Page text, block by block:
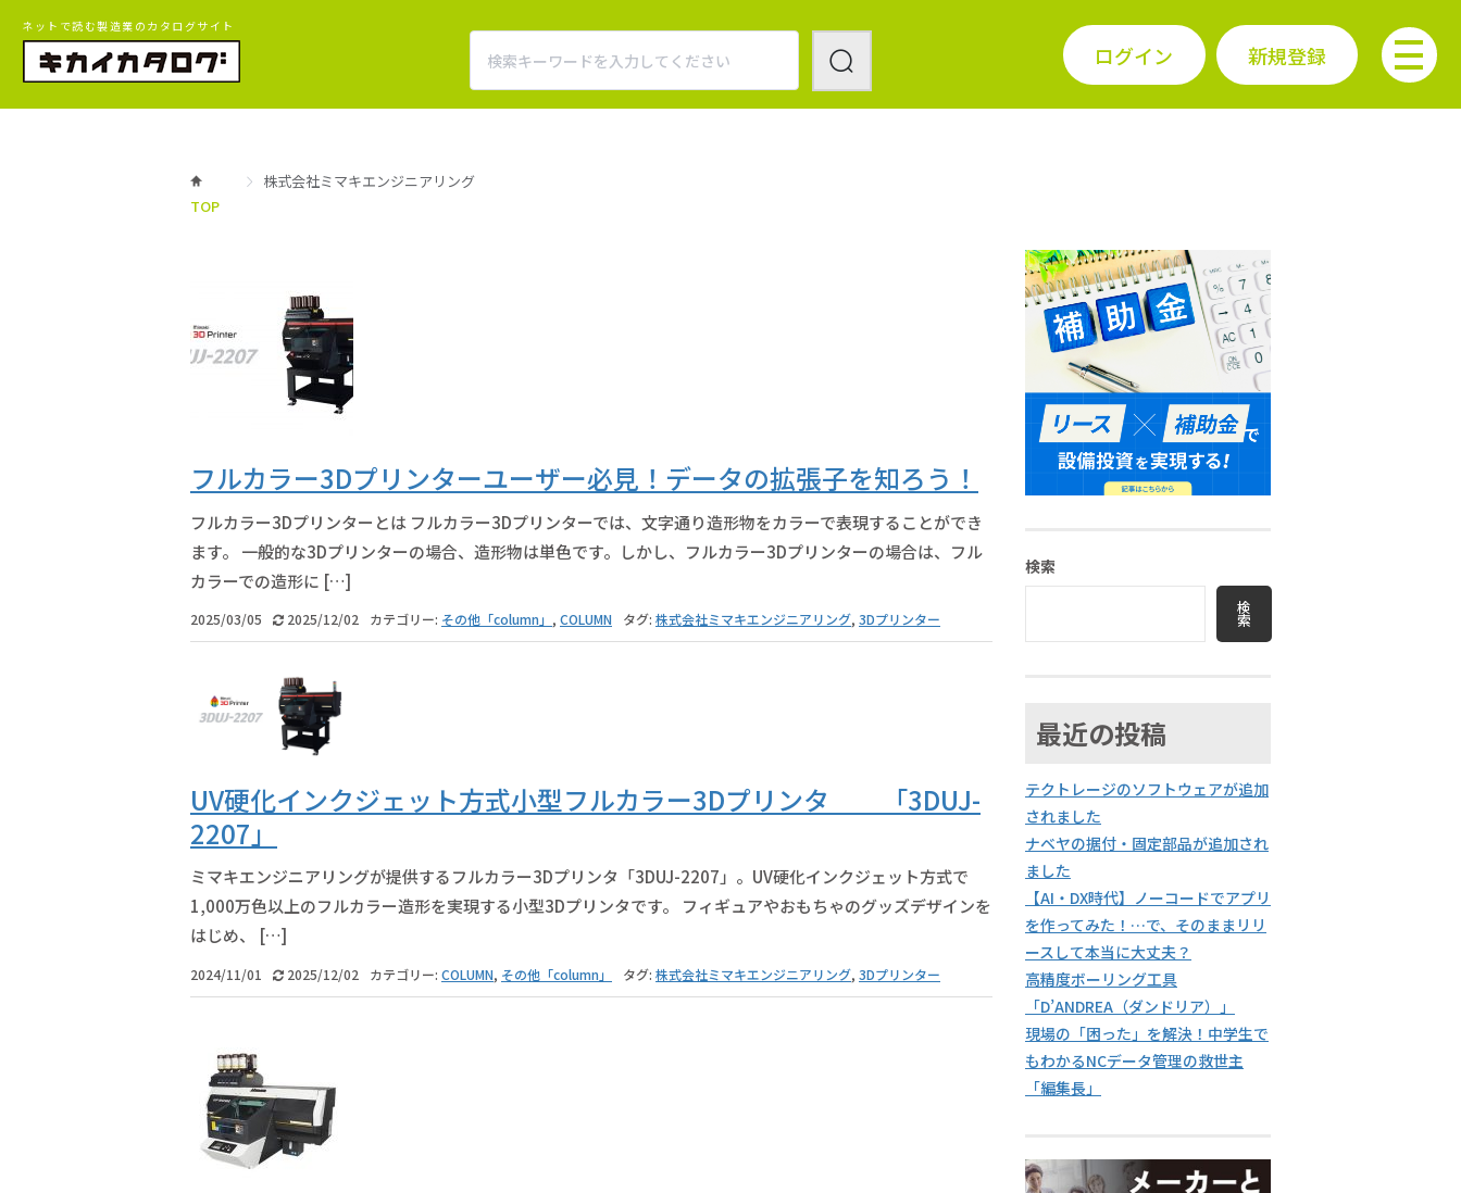
ネットで読む製造業のカタログサイト
ログイン 新規登録
TOP
株式会社ミマキエンジニアリング
フルカラー3Dプリンターユーザー必見！データの拡張子を知ろう！
フルカラー3Dプリンターとは フルカラー3Dプリンターでは、文字通り造形物をカラーで表現することができ
ます。 一般的な3Dプリンターの場合、造形物は単色です。しかし、フルカラー3Dプリンターの場合は、フル
カラーでの造形に […]
2025/03/05 2025/12/02 カテゴリー: その他「column」 , COLUMN タグ: 株式会社ミマキエンジニアリング, 3Dプリンター
UV硬化インクジェット方式小型フルカラー3Dプリンタ 「3DUJ-
2207」
ミマキエンジニアリングが提供するフルカラー3Dプリンタ「3DUJ-2207」。UV硬化インクジェット方式で
1,000万色以上のフルカラー造形を実現する小型3Dプリンタです。 フィギュアやおもちゃのグッズデザインを
はじめ、 […]
2024/11/01 2025/12/02 カテゴリー: COLUMN, その他「column」 タグ: 株式会社ミマキエンジニアリング, 3Dプリンター
検索
検
索
最近の投稿
テクトレージのソフトウェアが追加
されました
ナベヤの据付・固定部品が追加され
ました
【AI・DX時代】ノーコードでアプリ
を作ってみた！…で、そのままリリ
ースして本当に大丈夫？
高精度ボーリング工具
「D’ANDREA（ダンドリア）」
現場の「困った」を解決！中学生で
もわかるNCデータ管理の救世主
「編集長」